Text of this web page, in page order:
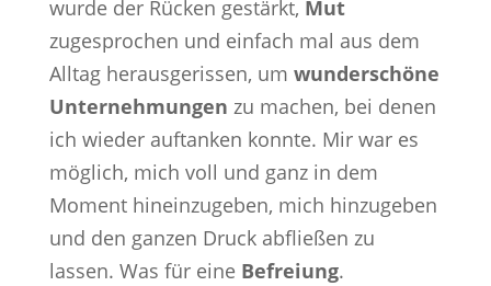
wurde der Rücken gestärkt, Mut
zugesprochen und einfach mal aus dem
Alltag herausgerissen, um wunderschöne
Unternehmungen zu machen, bei denen
ich wieder auftanken konnte. Mir war es
möglich, mich voll und ganz in dem
Moment hineinzugeben, mich hinzugeben
und den ganzen Druck abfließen zu
lassen. Was für eine Befreiung.